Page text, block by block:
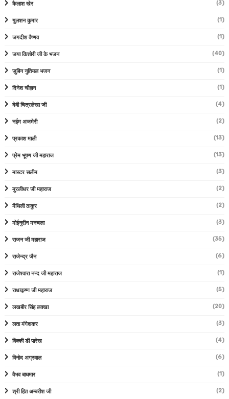
कैलाश खेर (3)
गुलशन कुमार (1)
जगदीश वैष्णव (1)
जया किशोरी जी के भजन (40)
जुबिन नुतियल भजन (1)
दिनेश चौहान (1)
देवी चित्रलेखा जी (4)
नईम अजमेरी (2)
प्रकाश माली (13)
प्रेम भूषण जी महाराज (13)
मास्टर सलीम (3)
मुरलीधर जी महाराज (2)
मैथिली ठाकुर (2)
मोईनुद्दीन मनचला (3)
राजन जी महाराज (35)
राजेन्द्र जैन (6)
राजेश्वारा नन्द जी महाराज (1)
राधाकृष्ण जी महाराज (5)
लखबीर सिंह लक्खा (20)
लता मंगेशकर (3)
विक्की डी पारेख (4)
विनोद अग्रवाल (6)
वैभव बाघमार (1)
श्री हित अम्बरीश जी (2)